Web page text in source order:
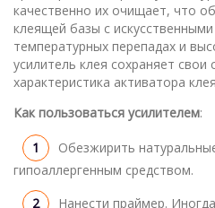
качественно их очищает, что
клеящей базы с
температурных перепадах и
усилитель клея сохраняет свои
характеристика активатора
Как пользоваться усилителем:
Обезжирить
гипоаллергенным средством.
Нанести праймер.